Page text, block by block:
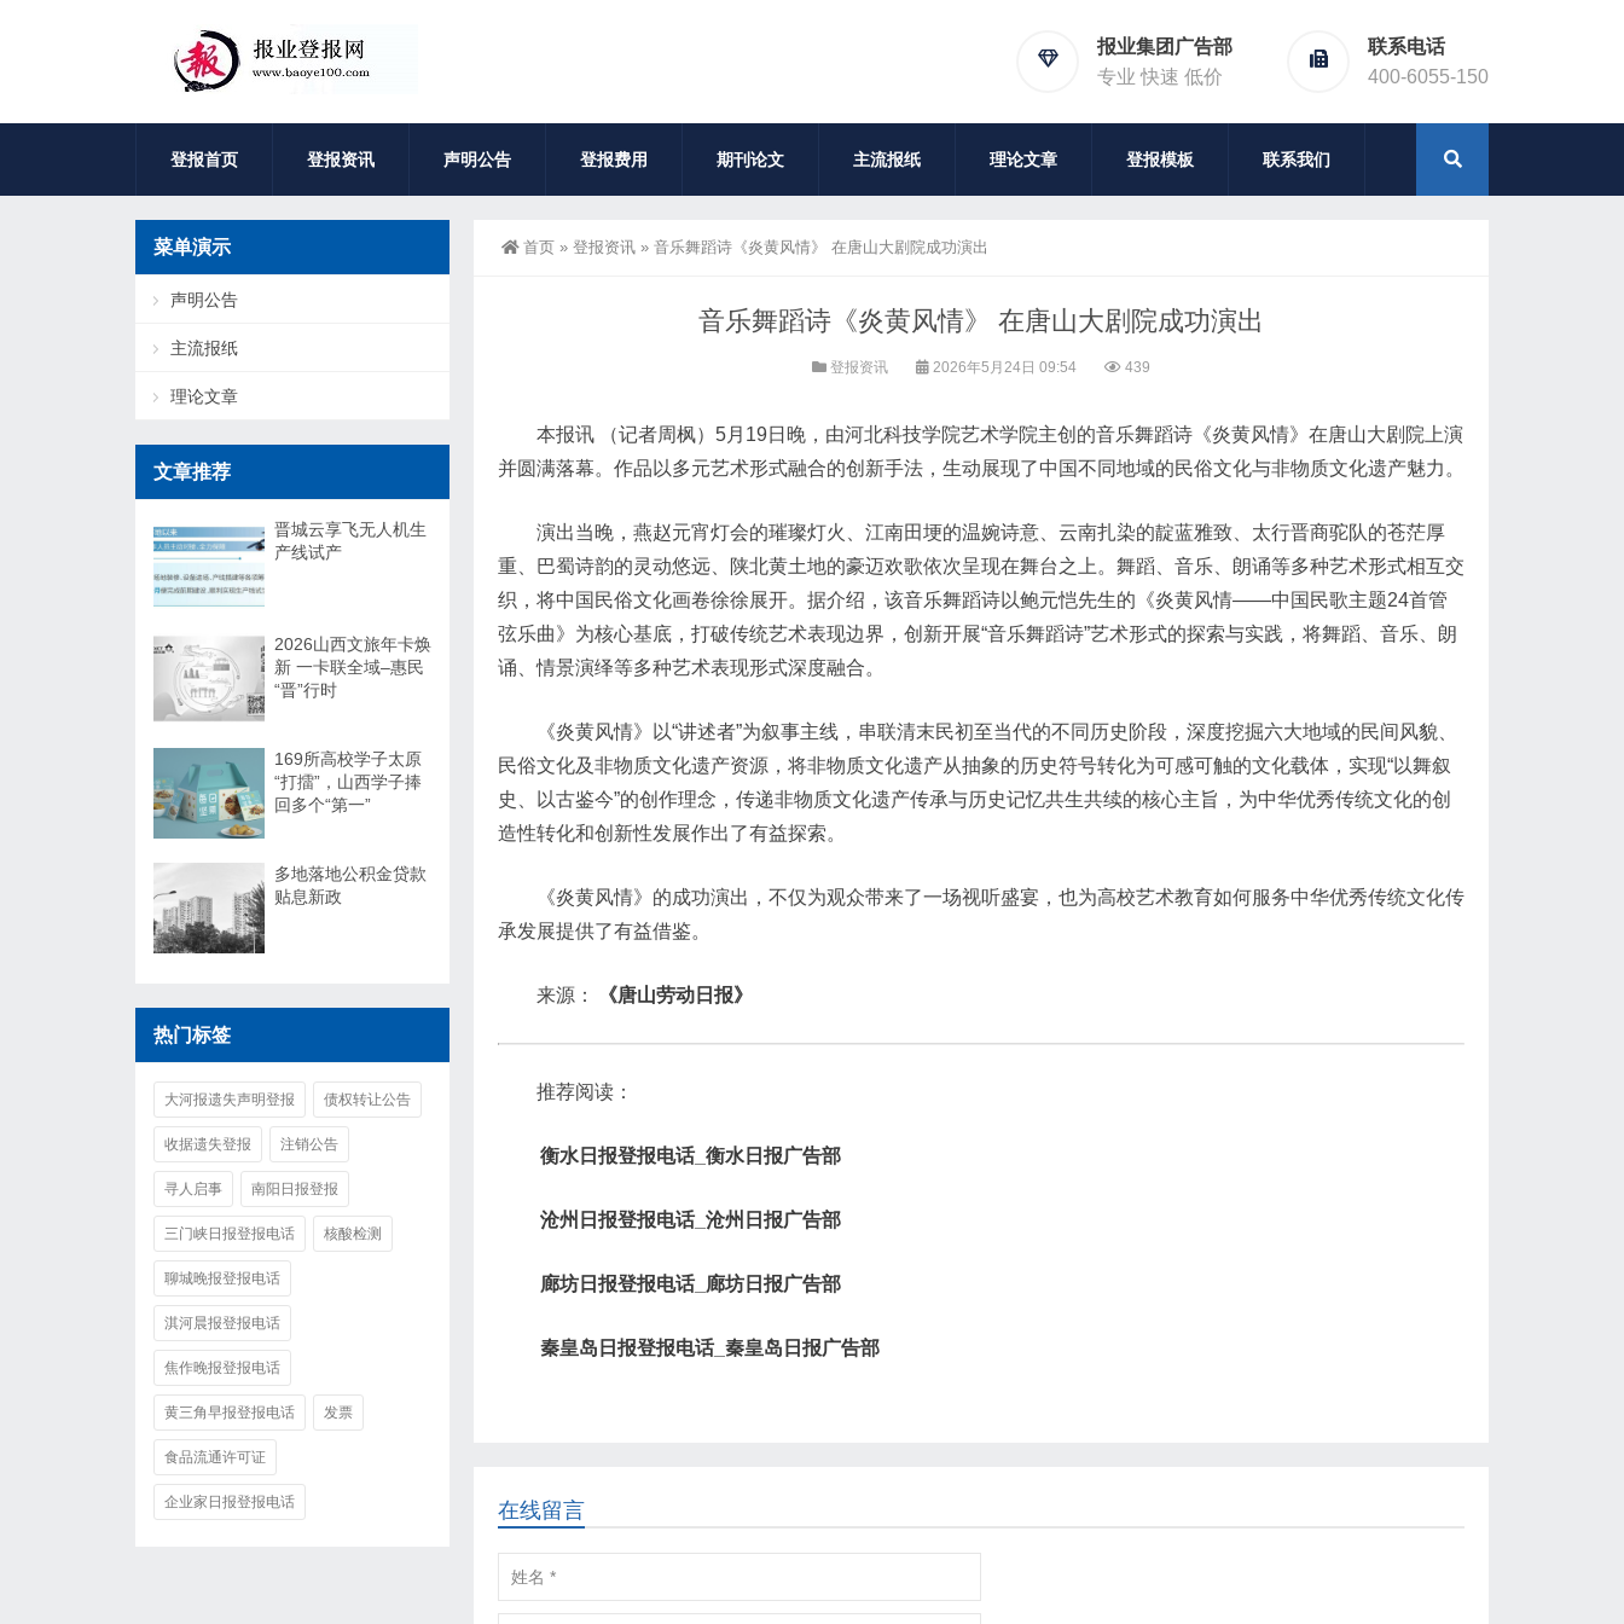
报业集团广告部
专业 快速 低价
联系电话
400-6055-150
登报首页 登报资讯 声明公告 登报费用 期刊论文 主流报纸 理论文章 登报模板 联系我们
首页 » 登报资讯 » 音乐舞蹈诗《炎黄风情》 在唐山大剧院成功演出
音乐舞蹈诗《炎黄风情》 在唐山大剧院成功演出
登报资讯 2026年5月24日 09:54 439
本报讯 （记者周枫）5月19日晚，由河北科技学院艺术学院主创的音乐舞蹈诗《炎黄风情》在唐山大剧院上演
并圆满落幕。作品以多元艺术形式融合的创新手法，生动展现了中国不同地域的民俗文化与非物质文化遗产魅力。
演出当晚，燕赵元宵灯会的璀璨灯火、江南田埂的温婉诗意、云南扎染的靛蓝雅致、太行晋商驼队的苍茫厚
重、巴蜀诗韵的灵动悠远、陕北黄土地的豪迈欢歌依次呈现在舞台之上。舞蹈、音乐、朗诵等多种艺术形式相互交
织，将中国民俗文化画卷徐徐展开。据介绍，该音乐舞蹈诗以鲍元恺先生的《炎黄风情——中国民歌主题24首管
弦乐曲》为核心基底，打破传统艺术表现边界，创新开展“音乐舞蹈诗”艺术形式的探索与实践，将舞蹈、音乐、朗
诵、情景演绎等多种艺术表现形式深度融合。
《炎黄风情》以“讲述者”为叙事主线，串联清末民初至当代的不同历史阶段，深度挖掘六大地域的民间风貌、
民俗文化及非物质文化遗产资源，将非物质文化遗产从抽象的历史符号转化为可感可触的文化载体，实现“以舞叙
史、以古鉴今”的创作理念，传递非物质文化遗产传承与历史记忆共生共续的核心主旨，为中华优秀传统文化的创
造性转化和创新性发展作出了有益探索。
《炎黄风情》的成功演出，不仅为观众带来了一场视听盛宴，也为高校艺术教育如何服务中华优秀传统文化传
承发展提供了有益借鉴。
来源： 《唐山劳动日报》
推荐阅读：
衡水日报登报电话_衡水日报广告部
沧州日报登报电话_沧州日报广告部
廊坊日报登报电话_廊坊日报广告部
秦皇岛日报登报电话_秦皇岛日报广告部
在线留言
菜单演示
声明公告
主流报纸
理论文章
文章推荐
晋城云享飞无人机生
产线试产
2026山西文旅年卡焕
新 一卡联全域–惠民
“晋”行时
169所高校学子太原
“打擂”，山西学子捧
回多个“第一”
多地落地公积金贷款
贴息新政
热门标签
大河报遗失声明登报 债权转让公告
收据遗失登报 注销公告
寻人启事 南阳日报登报
三门峡日报登报电话 核酸检测
聊城晚报登报电话
淇河晨报登报电话
焦作晚报登报电话
黄三角早报登报电话 发票
食品流通许可证
企业家日报登报电话